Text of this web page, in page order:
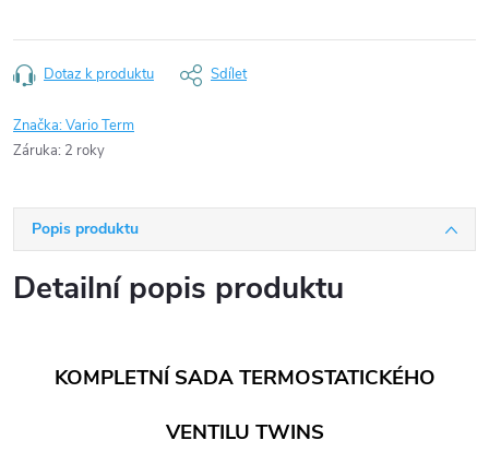
Dotaz k produktu Sdílet
Značka:Vario Term
Záruka: 2 roky
Popis produktu
Detailní popis produktu
KOMPLETNÍ SADA TERMOSTATICKÉHO
VENTILU TWINS